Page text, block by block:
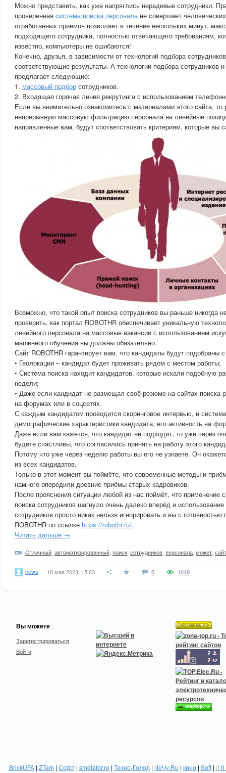
Можно представить, как уже напряглись нерадивые сотрудники.
проверенная система поиска персоналане совершает
отработанных приемов позволяет в течение нескольких минут,
подходящего сотрудника, полностью отвечающего требованиям,
известно, компьютеры не ошибаются!
Конечно, друзья, в зависимости от технологий подбора
соответствующие результаты. А технологии подбора сотрудников
предлагает следующие:
1. массовый подбор сотрудников.
2. Входящая горячая линия рекрутинга с использованием
Если вы внимательно ознакомитесь с материалами этого сайта, то
непрерывную массовую фильтрацию персонала на линейные
направленные вам, будут соответствовать критериям, которые вы
Возможно, что такой опыт поиска сотрудников вы раньше никогда
проверить, как портал ROBOTHR обеспечивает уникальную
линейного персонала на массовые вакансии с использованием
машинного обучения вы должны обязательно.
Сайт ROBOTHR гарантирует вам, что кандидаты будут подобраны
• Геолокации – кандидат будет проживать рядом с местом работы;
• Система поиска находит кандидатов, которые искали подобную
недели;
• Даже если кандидат не размещал своё резюме на сайтах поиска
на форумах или в соцсетях.
С каждым кандидатом проводится скоринговое интервью, и
демографические характеристики кандидата, его активность на
Даже если вам кажется, что кандидат не подходит, то уже через
будете счастливы, что согласились принять на работу этого
Потому что уже через неделю работы вы его не узнаете. Он
из всех кандидатов.
Только в этот момент вы поймёте, что современные методы и
намного опередили древние приёмы старых кадровиков.
После прояснения ситуации любой из нас поймёт, что применение
поиска сотрудников шагнуло очень далеко вперёд и
сотрудников просто никак нельзя игнорировать и вы с готовностью
ROBOTHR по ссылке https://robothr.ru/.
Читать дальше →
Отличный автоматизированный поиск сотрудников персонала может сайт
news 18 мая 2023, 15:03 0 1049
Вы можете
Зарегистрироваться
Войти
BrickUFA| ZTark| Софт| smetafor.ru | Техно-Голод | ЧеЧу.Ru | кино| Soft| :(